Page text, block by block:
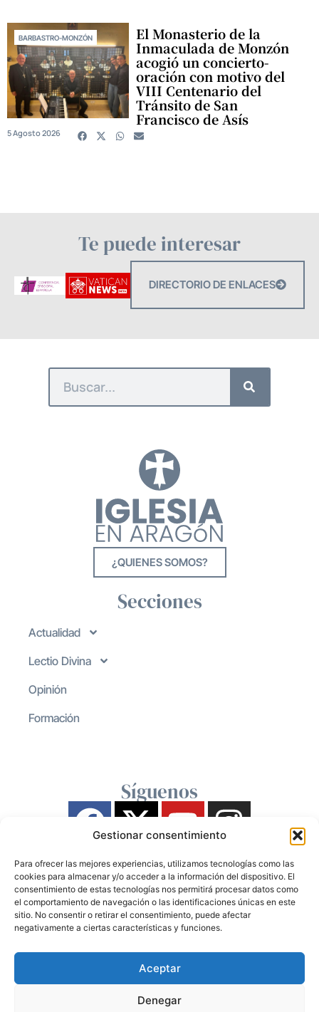
Gestionar consentimiento
Para ofrecer las mejores experiencias, utilizamos tecnologías como las
cookies para almacenar y/o acceder a la información del dispositivo. El
consentimiento de estas tecnologías nos permitirá procesar datos como
el comportamiento de navegación o las identificaciones únicas en este
sitio. No consentir o retirar el consentimiento, puede afectar
negativamente a ciertas características y funciones.
Aceptar
Denegar
BARBASTRO-MONZÓN El Monasterio de la
Inmaculada de Monzón
acogió un concierto-
oración con motivo del
VIII Centenario del
Tránsito de San
Francisco de Asís
5 Agosto 2026
Te puede interesar
DIRECTORIO DE ENLACES
¿QUIENES SOMOS?
Secciones
Actualidad
Lectio Divina
Opinión
Formación
Síguenos